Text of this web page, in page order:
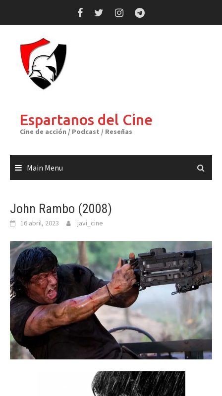
Espartanos del Cine
Cine de acción / Podcast / Reseñas
Main Menu
John Rambo (2008)
16 abril, 2023 javi_cine